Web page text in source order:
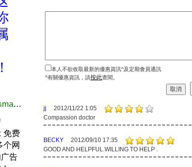
本人不欲收取最新的優惠資訊^及定期會員通訊
^有關優惠資訊，請按此查閱。
jj
2012/11/22 1:05
Compassion doctor
BECKY
2012/09/10 17:35
GOOD AND HELPFUL.WILLING TO HELP .